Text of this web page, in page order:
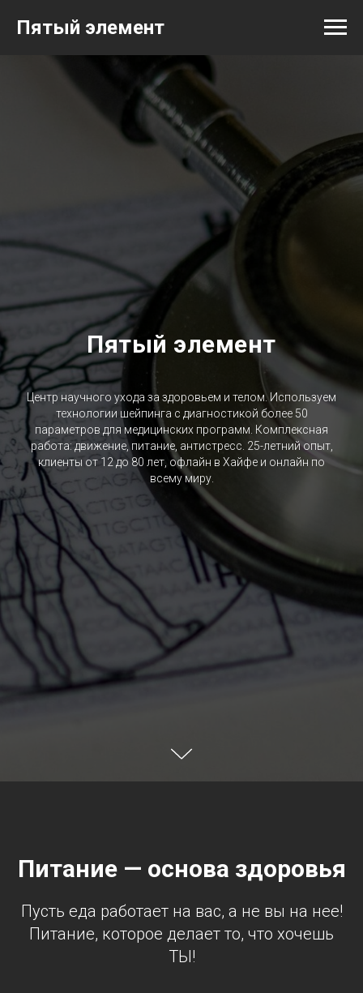
Пятый элемент
Пятый элемент
Центр научного ухода за здоровьем и телом. Используем
технологии шейпинга с диагностикой более 50
параметров для медицинских программ. Комплексная
работа: движение, питание, антистресс. 25-летний опыт,
клиенты от 12 до 80 лет, офлайн в Хайфе и онлайн по
всему миру.
Питание — основа здоровья
Пусть еда работает на вас, а не вы на нее!
Питание, которое делает то, что хочешь
ТЫ!